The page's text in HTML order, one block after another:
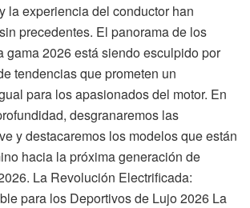
la experiencia del conductor han
precedentes. El panorama de los
gama 2026 está siendo esculpido por
tendencias que prometen un
para los apasionados del motor. En
desgranaremos las
y destacaremos los modelos que están
hacia la próxima generación de
La Revolución Electrificada:
para los Deportivos de Lujo 2026 La